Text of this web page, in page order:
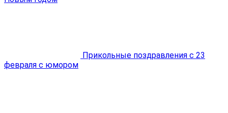
Прикольные поздравления с 23
февраля с юмором